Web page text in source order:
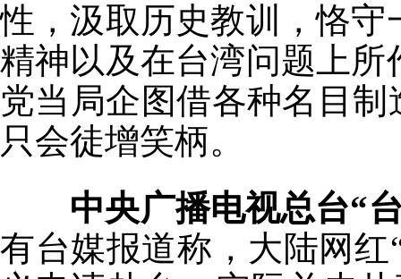
性，汲取历史教训，恪
精神以及在台湾问题上
党当局企图借各种名目
只会徒增笑柄。
中央广播电视总台“
有台媒报道称，大陆网红